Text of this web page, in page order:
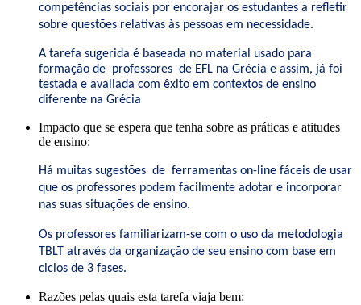
competências sociais por encorajar os estudantes a refletir
sobre questões relativas às pessoas em necessidade.
A tarefa sugerida é baseada no material usado para
formação de professores de EFL na Grécia e assim, já foi
testada e avaliada com êxito em contextos de ensino
diferente na Grécia
Impacto que se espera que tenha sobre as práticas e atitudes
de ensino:
Há muitas sugestões de ferramentas on-line fáceis de usar
que os professores podem facilmente adotar e incorporar
nas suas situações de ensino.
Os professores familiarizam-se com o uso da metodologia
TBLT através da organização de seu ensino com base em
ciclos de 3 fases.
Razões pelas quais esta tarefa viaja bem: